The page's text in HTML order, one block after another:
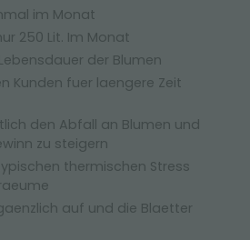
im Monat
250 Lit. Im Monat
der Blumen
Kunden fuer laengere Zeit
den Abfall an Blumen und
zu steigern
thermischen Stress
auf und die Blaetter